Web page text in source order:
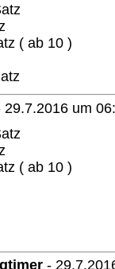
( ab 10 )
29.7.2016 um
( ab 10 )
-